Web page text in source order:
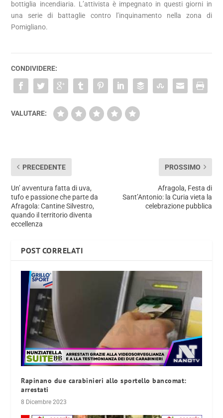
bottiglia incendiaria. L’attivista è impegnato in questi giorni in
una serie di battaglie contro l’inquinamento nella zona di
Pomigliano.
CONDIVIDERE:
VALUTARE:
PRECEDENTE
Un’ avventura fatta di uva,
tufo e passione che parte da
Afragola: Cantine Silvestro,
quando il territorio diventa
eccellenza
PROSSIMO
Afragola, Festa di
Sant’Antonio: la Curia vieta la
celebrazione pubblica
POST CORRELATI
Rapinano due carabinieri allo sportello bancomat:
arrestati
8 Dicembre 2023